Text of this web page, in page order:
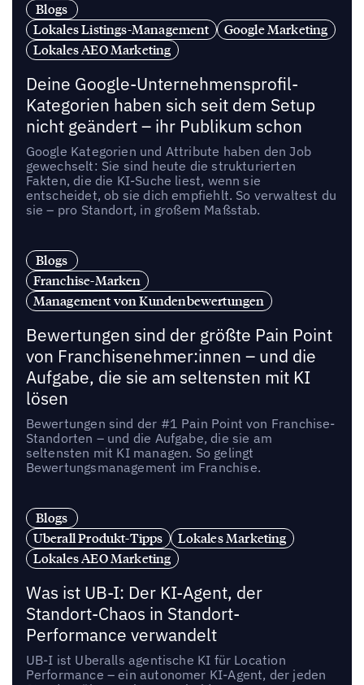
Blogs
Lokales Listings-Management
Google Marketing
Lokales AEO Marketing
Deine Google-Unternehmensprofil-
Kategorien haben sich seit dem Setup
nicht geändert – ihr Publikum schon
Google Kategorien und Attribute haben den Job
gewechselt: Sie sind heute die strukturierten
Fakten, die die KI-Suche liest, wenn sie
entscheidet, ob sie dich empfiehlt. So verwaltest du
sie – pro Standort, in großem Maßstab.
Blogs
Franchise-Marken
Management von Kundenbewertungen
Bewertungen sind der größte Pain Point
von Franchisenehmer:innen – und die
Aufgabe, die sie am seltensten mit KI
lösen
Bewertungen sind der #1 Pain Point von Franchise-
Standorten – und die Aufgabe, die sie am
seltensten mit KI managen. So gelingt
Bewertungsmanagement im Franchise.
Blogs
Uberall Produkt-Tipps
Lokales Marketing
Lokales AEO Marketing
Was ist UB-I: Der KI-Agent, der
Standort-Chaos in Standort-
Performance verwandelt
UB-I ist Uberalls agentische KI für Location
Performance – ein autonomer KI-Agent, der jeden